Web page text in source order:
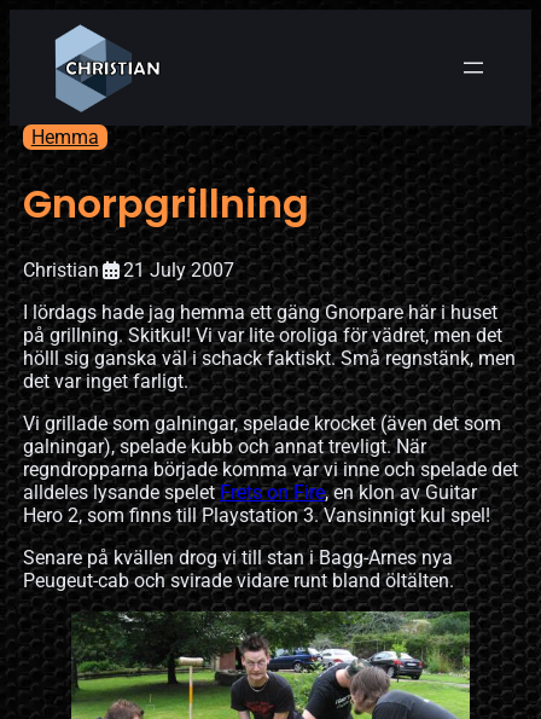
Hemma
Gnorpgrillning
Christian
21 July 2007
I lördags hade jag hemma ett gäng Gnorpare här i huset
på grillning. Skitkul! Vi var lite oroliga för vädret, men det
hölll sig ganska väl i schack faktiskt. Små regnstänk, men
det var inget farligt.
Vi grillade som galningar, spelade krocket (även det som
galningar), spelade kubb och annat trevligt. När
regndropparna började komma var vi inne och spelade det
alldeles lysande speletFrets on Fire, en klon av Guitar
Hero 2, som finns till Playstation 3. Vansinnigt kul spel!
Senare på kvällen drog vi till stan i Bagg-Arnes nya
Peugeut-cab och svirade vidare runt bland öltälten.